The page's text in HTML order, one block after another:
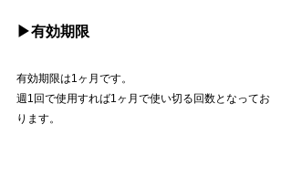
▶︎有効期限
有効期限は1ヶ月です。
週1回で使用すれば1ヶ月で使い切る回数となってお
ります。